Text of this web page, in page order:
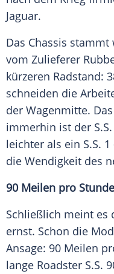
Jaguar.
Das Chassis stammt
vom Zulieferer
kürzeren Radstand:
schneiden die
der Wagenmitte.
immerhin ist der S.S
leichter als ein S.S.
die Wendigkeit des
90 Meilen pro
Schließlich meint es
ernst. Schon die
Ansage: 90 Meilen
lange Roadster S.S.